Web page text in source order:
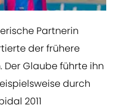
Partnerin
der frühere
Der Glaube führte ihn
durch
2011